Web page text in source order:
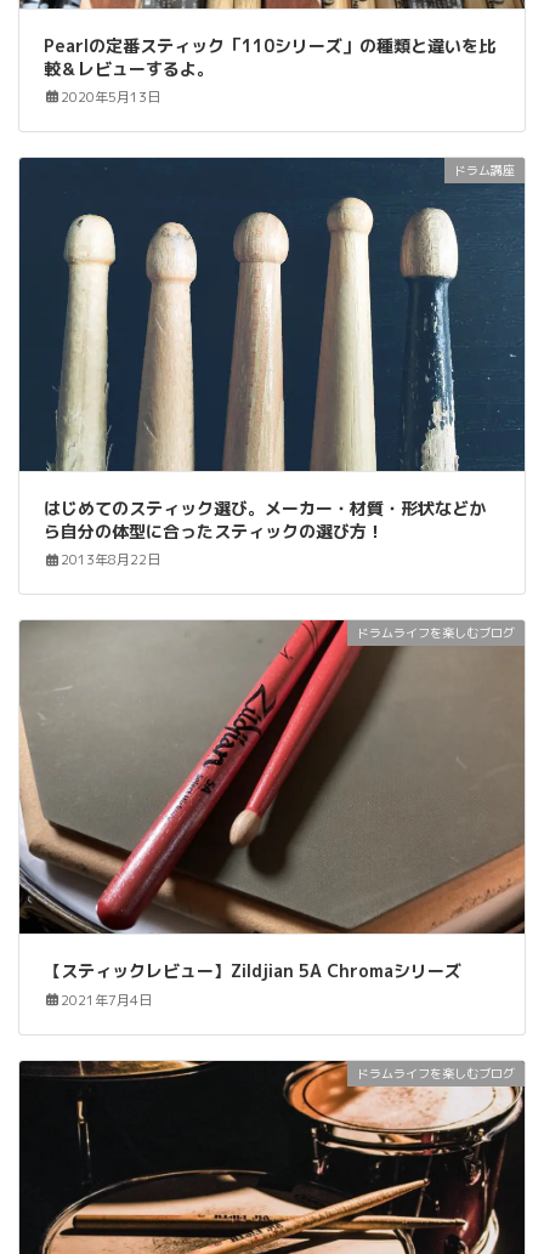
Pearlの定番スティック「110シリーズ」の種類と違いを比
較＆レビューするよ。
2020年5月13日
ドラム講座
はじめてのスティック選び。メーカー・材質・形状などか
ら自分の体型に合ったスティックの選び方！
2013年8月22日
ドラムライフを楽しむブログ
【スティックレビュー】Zildjian 5A Chromaシリーズ
2021年7月4日
ドラムライフを楽しむブログ